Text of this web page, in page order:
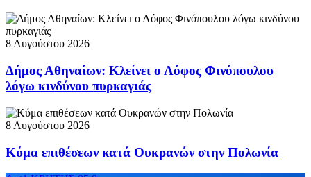
8 Αυγούστου 2026
Δήμος Αθηναίων: Κλείνει ο Λόφος Φινόπουλου
λόγω κινδύνου πυρκαγιάς
8 Αυγούστου 2026
Κύμα επιθέσεων κατά Ουκρανών στην Πολωνία